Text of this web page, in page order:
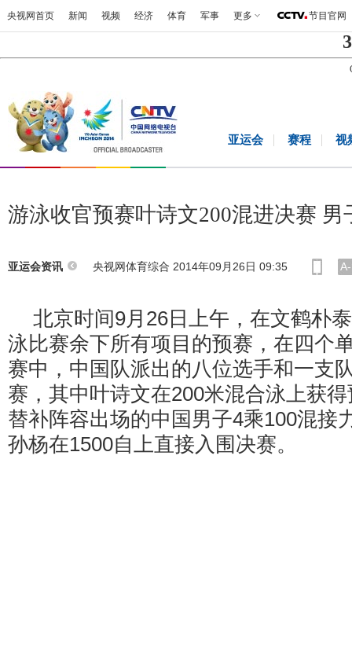
央视网首页 新闻 视频 经济 体育 军事 更多 节目官网
亚运会 赛程 视
游泳收官预赛叶诗文200混进决赛 男
亚运会资讯 央视网体育综合 2014年09月26日 09:35 A-
北京时间9月26日上午，在文鹤朴
泳比赛余下所有项目的预赛，在四个
赛中，中国队派出的八位选手和一支
赛，其中叶诗文在200米混合泳上获
替补阵容出场的中国男子4乘100混接
孙杨在1500自上直接入围决赛。